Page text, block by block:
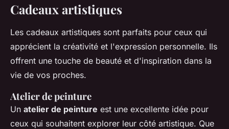
Cadeaux artistiques
Les cadeaux artistiques sont parfaits pour ceux qui
apprécient la créativité et l'expression personnelle. Ils
offrent une touche de beauté et d'inspiration dans la
vie de vos proches.
Atelier de peinture
Un atelier de peinture est une excellente idée pour
ceux qui souhaitent explorer leur côté artistique. Que